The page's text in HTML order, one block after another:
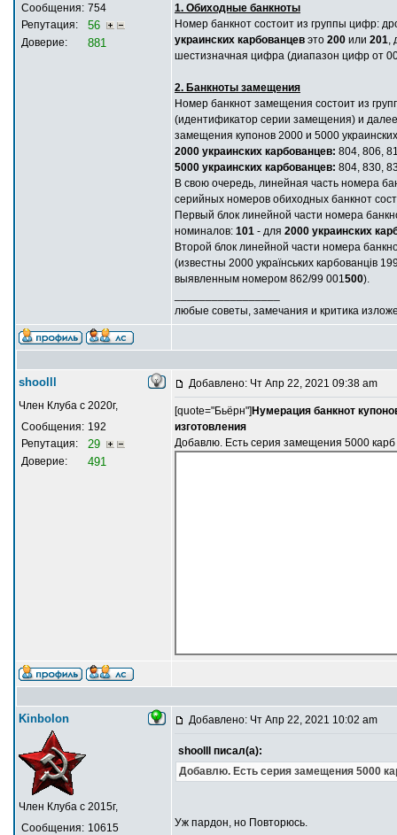
Сообщения: 754
Репутация:
56
Доверие: 881
1. Обиходные банкноты
Номер банкнот состоит из группы цифр:
украинских карбованцев это 200 или 201
шестизначная цифра (диапазон цифр от
2. Банкноты замещения
Номер банкнот замещения состоит из
(идентификатор серии замещения) и
замещения купонов 2000 и 5000
2000 украинских карбованцев: 804, 806,
5000 украинских карбованцев: 804, 830,
В свою очередь, линейная часть номера
серийных номеров обиходных банкнот
Первый блок линейной части номера
номиналов: 101 - для 2000 украинских
Второй блок линейной части номера
(известны 2000 українських
выявленным номером 862/99 001 500).
любые советы, замечания и критика
shoolll
Член Клуба с 2020г,
Сообщения: 192
Репутация:
29
Доверие: 491
Добавлено: Чт Апр 22, 2021 09:38 am
[quote="Бьёрн"]Нумерация банкнот
изготовления
Добавлю. Есть серия замещения 5000
Kinbolon
Член Клуба с 2015г,
Сообщения: 10615
Добавлено: Чт Апр 22, 2021 10:02 am
shoolll писал(а):
Добавлю. Есть серия замещения 5000
Уж пардон, но Повторюсь.